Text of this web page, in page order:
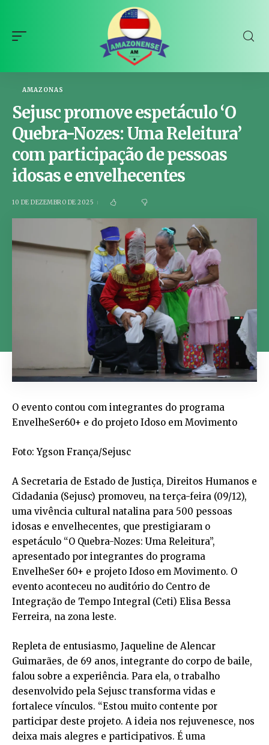
AMAZONAS
Sejusc promove espetáculo ‘O
Quebra-Nozes: Uma Releitura’
com participação de pessoas
idosas e envelhecentes
10 DE DEZEMBRO DE 2025
O evento contou com integrantes do programa
EnvelheSer60+ e do projeto Idoso em Movimento
Foto: Ygson França/Sejusc
A Secretaria de Estado de Justiça, Direitos Humanos e
Cidadania (Sejusc) promoveu, na terça-feira (09/12),
uma vivência cultural natalina para 500 pessoas
idosas e envelhecentes, que prestigiaram o
espetáculo “O Quebra-Nozes: Uma Releitura”,
apresentado por integrantes do programa
EnvelheSer 60+ e projeto Idoso em Movimento. O
evento aconteceu no auditório do Centro de
Integração de Tempo Integral (Ceti) Elisa Bessa
Ferreira, na zona leste.
Repleta de entusiasmo, Jaqueline de Alencar
Guimarães, de 69 anos, integrante do corpo de baile,
falou sobre a experiência. Para ela, o trabalho
desenvolvido pela Sejusc transforma vidas e
fortalece vínculos. “Estou muito contente por
participar deste projeto. A ideia nos rejuvenesce, nos
deixa mais alegres e participativos. É uma